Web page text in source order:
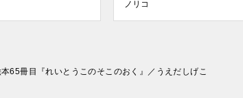
ノリコ
65冊目『れいとうこのそこのおく』／うえだしげこ